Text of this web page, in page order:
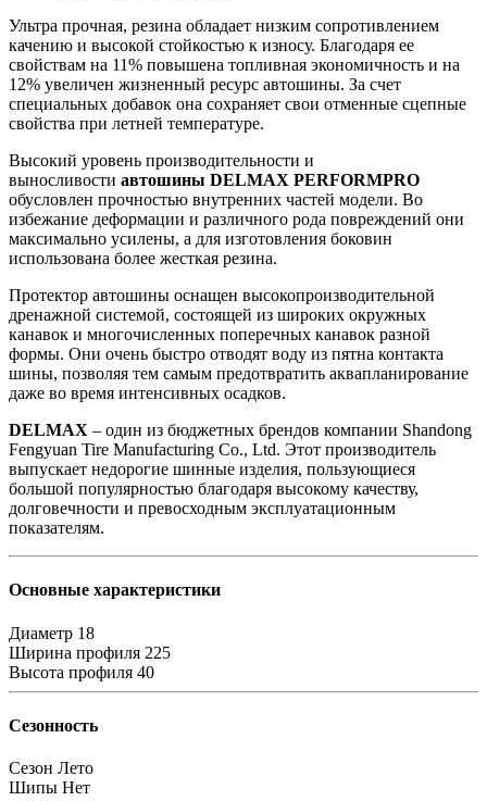
Ультра прочная, резина обладает низким сопротивлением
качению и высокой стойкостью к износу. Благодаря ее
свойствам на 11% повышена топливная экономичность и на
12% увеличен жизненный ресурс автошины. За счет
специальных добавок она сохраняет свои отменные сцепные
свойства при летней температуре.
Высокий уровень производительности и
выносливости автошины DELMAX PERFORMPRO
обусловлен прочностью внутренних частей модели. Во
избежание деформации и различного рода повреждений они
максимально усилены, а для изготовления боковин
использована более жесткая резина.
Протектор автошины оснащен высокопроизводительной
дренажной системой, состоящей из широких окружных
канавок и многочисленных поперечных канавок разной
формы. Они очень быстро отводят воду из пятна контакта
шины, позволяя тем самым предотвратить аквапланирование
даже во время интенсивных осадков.
DELMAX – один из бюджетных брендов компании Shandong
Fengyuan Tire Manufacturing Co., Ltd. Этот производитель
выпускает недорогие шинные изделия, пользующиеся
большой популярностью благодаря высокому качеству,
долговечности и превосходным эксплуатационным
показателям.
Основные характеристики
Диаметр 18
Ширина профиля 225
Высота профиля 40
Сезонность
Сезон Лето
Шипы Нет